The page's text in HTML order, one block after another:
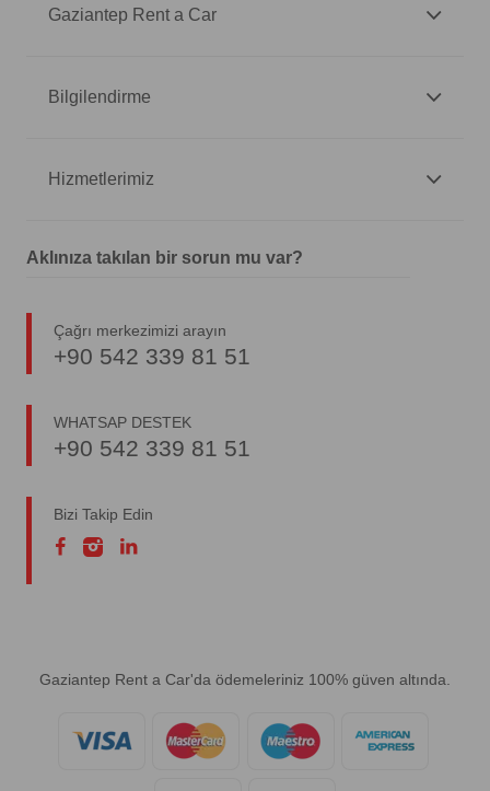
Gaziantep Rent a Car
Bilgilendirme
Hizmetlerimiz
Aklınıza takılan bir sorun mu var?
Çağrı merkezimizi arayın
+90 542 339 81 51
WHATSAP DESTEK
+90 542 339 81 51
Bizi Takip Edin
Gaziantep Rent a Car'da ödemeleriniz 100% güven altında.